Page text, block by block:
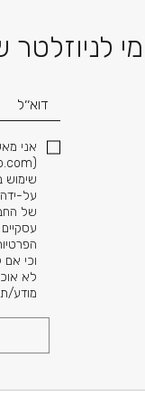
דוא׳׳ל
אני
(
שימוש
על-
של
וכי
לא
מודע/ת